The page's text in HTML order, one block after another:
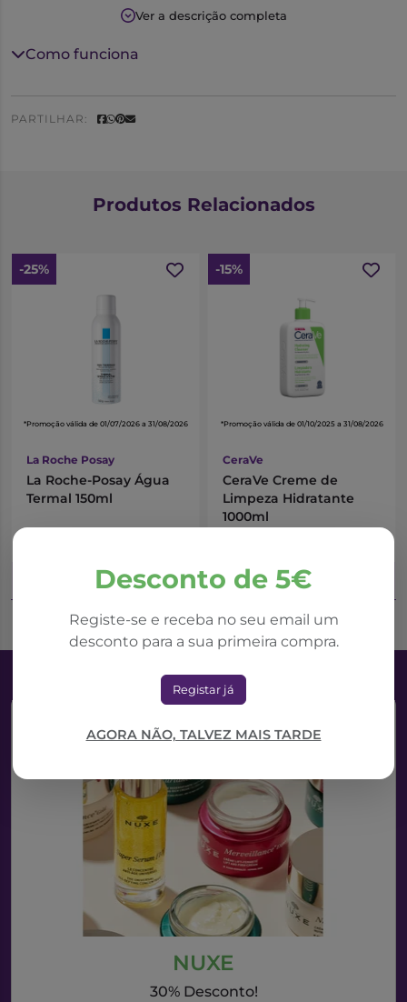
Indicado para todos os tipos de pele.
Ver a descrição completa
Como funciona
PARTILHAR:
Desconto de 5€
Registe-se e receba no seu email um
desconto para a sua primeira compra.
Registar já
AGORA NÃO, TALVEZ MAIS TARDE
Produtos Relacionados
-25%
*Promoção válida de 01/07/2026 a 31/08/2026
La Roche Posay
La Roche-Posay Água
Termal 150ml
Adicionar ao Carrinho
-15%
*Promoção válida de 01/10/2025 a 31/08/2026
CeraVe
CeraVe Creme de
Limpeza Hidratante
1000ml
Adicionar ao Carrinho
NUXE
30% Desconto!